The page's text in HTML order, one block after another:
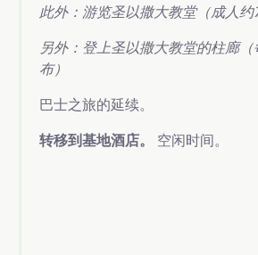
此外：游览圣以撒大教堂（成人约
另外：登上圣以撒大教堂的柱廊
布）
巴士之旅的延续。
转移到基地酒店。 空闲时间。